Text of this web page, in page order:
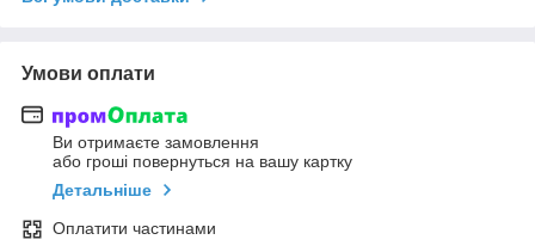
Умови оплати
Ви отримаєте замовлення
або гроші повернуться на вашу картку
Детальніше
Оплатити частинами